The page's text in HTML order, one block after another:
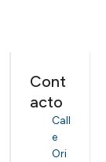
Cont
acto
Call
e
Ori